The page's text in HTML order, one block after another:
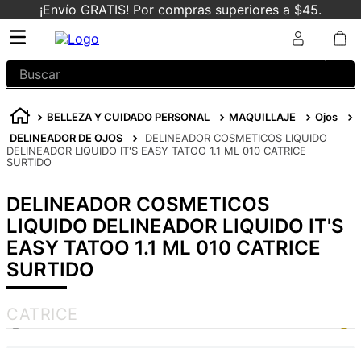
¡Envío GRATIS! Por compras superiores a $45.
Buscar
BELLEZA Y CUIDADO PERSONAL MAQUILLAJE
Ojos
DELINEADOR DE OJOS
DELINEADOR COSMETICOS LIQUIDO
DELINEADOR LIQUIDO IT'S EASY TATOO 1.1 ML 010 CATRICE
SURTIDO
DELINEADOR COSMETICOS
LIQUIDO DELINEADOR LIQUIDO IT'S
EASY TATOO 1.1 ML 010 CATRICE
SURTIDO
CATRICE